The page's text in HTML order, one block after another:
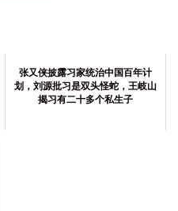
张又侠披露习家统治中国百年计
划，刘源批习是双头怪蛇，王岐山
揭习有二十多个私生子